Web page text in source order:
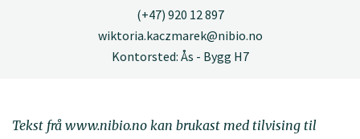
(+47) 920 12 897
wiktoria.kaczmarek@nibio.no
Kontorsted: Ås - Bygg H7
Tekst frå www.nibio.no kan brukast med tilvising til